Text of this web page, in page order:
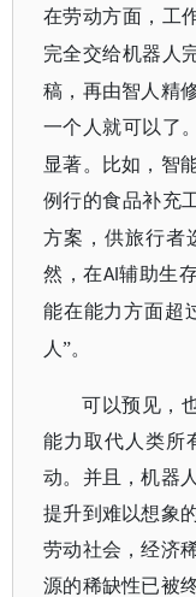
在劳动方面，工
完全交给机器人
稿，再由智人精
一个人就可以了
显著。比如，智
例行的食品补充
方案，供旅行者
然，在AI 辅助生
能在能力方面超
人”。
可以预见，
能力取代人类所
动。并且，机器
提升到难以想象
劳动社会，经济
源的稀缺性已被